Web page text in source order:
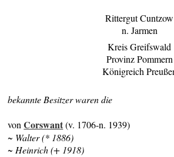
Rittergut Cuntzow
n. Jarmen
Kreis Greifswald
Provinz Pommern
Königreich
bekannte Besitzer waren die
vonCorswant(v. 1706-n. 1939)
~ Walter (* 1886)
~ Heinrich (+ 1918)